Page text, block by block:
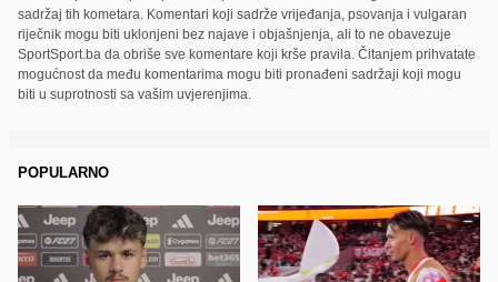
sadržaj tih kometara. Komentari koji sadrže vrijeđanja, psovanja i vulgaran
riječnik mogu biti uklonjeni bez najave i objašnjenja, ali to ne obavezuje
SportSport.ba da obriše sve komentare koji krše pravila. Čitanjem prihvatate
mogućnost da među komentarima mogu biti pronađeni sadržaji koji mogu
biti u suprotnosti sa vašim uvjerenjima.
POPULARNO